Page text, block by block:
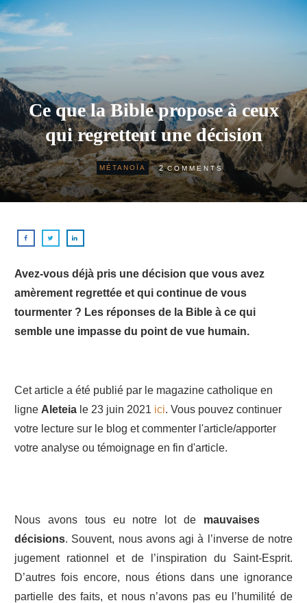
Ce que la Bible propose à ceux
qui regrettent une décision
MÉTANOÏA 2 COMMENTS
Avez-vous déjà pris une décision que vous avez
amèrement regrettée et qui continue de vous
tourmenter ? Les réponses de la Bible à ce qui
semble une impasse du point de vue humain.
Cet article a été publié par le magazine catholique en
ligne Aleteia le 23 juin 2021 ici. Vous pouvez continuer
votre lecture sur le blog et commenter l'article/apporter
votre analyse ou témoignage en fin d'article.
Nous avons tous eu notre lot de mauvaises
décisions. Souvent, nous avons agi à l’inverse de notre
jugement rationnel et de l’inspiration du Saint-Esprit.
D’autres fois encore, nous étions dans une ignorance
partielle des faits, et nous n’avons pas eu l’humilité de